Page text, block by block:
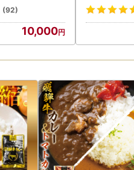
】
れるワンストップ特例申請に記
link.rakuten.co.jp/0/126/286/
の場合は、個人情報の確認書類
納税関係書類返送先》
県高山市花岡町2-18
略課 ふるさと納税担当 行
ップ特例申請受付業務を外部委
(92)
10,000